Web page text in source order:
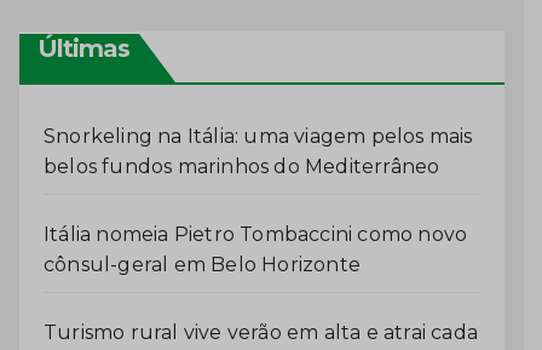
Últimas
Snorkeling na Itália: uma viagem pelos mais
belos fundos marinhos do Mediterrâneo
Itália nomeia Pietro Tombaccini como novo
cônsul-geral em Belo Horizonte
Turismo rural vive verão em alta e atrai cada